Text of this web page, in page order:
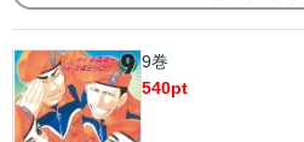
9巻
540pt